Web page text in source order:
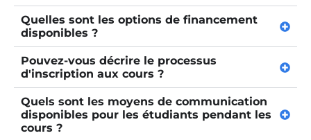
Quelles sont les options de financement
disponibles ?
Pouvez-vous décrire le processus
d'inscription aux cours ?
Quels sont les moyens de communication
disponibles pour les étudiants pendant les
cours ?